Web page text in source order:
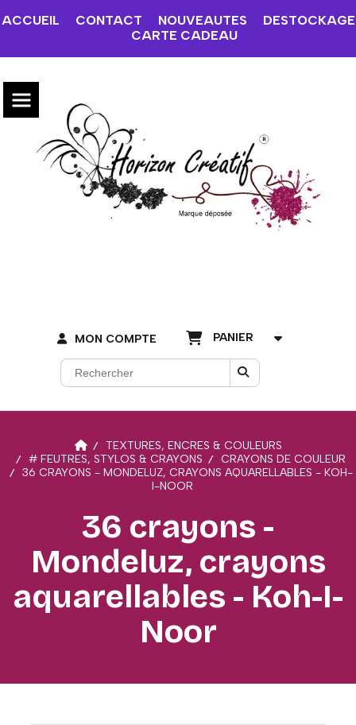
ACCUEIL CONTACT NOUVEAUTES
DESTOCKAGE
CARTE CADEAU
MON COMPTE PANIER
TEXTURES, ENCRES & COULEURS
# FEUTRES, STYLOS & CRAYONS
CRAYONS DE COULEUR
36 CRAYONS - MONDELUZ, CRAYONS AQUARELLABLES - KOH-
I-NOOR
36 crayons -
Mondeluz, crayons
aquarellables - Koh-I-
Noor